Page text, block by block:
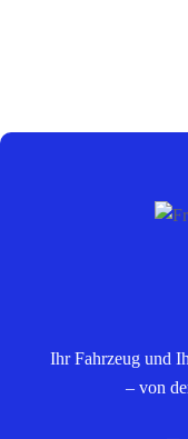
Ihr Fahrzeug und
– von